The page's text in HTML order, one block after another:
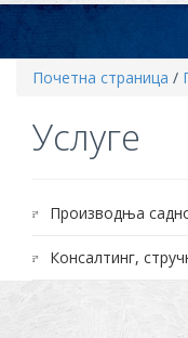
Почетна страница /
Услуге
Производња
Консалтинг,